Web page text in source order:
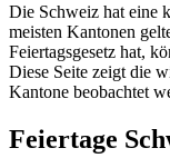
Die Schweiz hat eine
meisten Kantonen
Feiertagsgesetz hat,
Diese Seite zeigt die
Kantone beobachtet
Feiertage